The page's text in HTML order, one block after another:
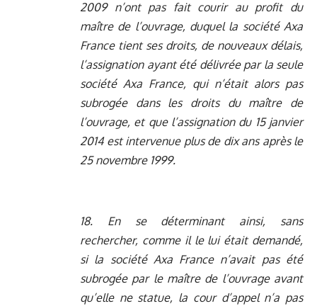
2009 n’ont pas fait courir au profit du
maître de l’ouvrage, duquel la société Axa
France tient ses droits, de nouveaux délais,
l’assignation ayant été délivrée par la seule
société Axa France, qui n’était alors pas
subrogée dans les droits du maître de
l’ouvrage, et que l’assignation du 15 janvier
2014 est intervenue plus de dix ans après le
25 novembre 1999.
18. En se déterminant ainsi, sans
rechercher, comme il le lui était demandé,
si la société Axa France n’avait pas été
subrogée par le maître de l’ouvrage avant
qu’elle ne statue, la cour d’appel n’a pas